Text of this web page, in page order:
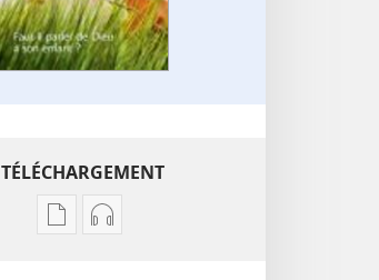
TÉLÉCHARGEMENT
OptionsOptions